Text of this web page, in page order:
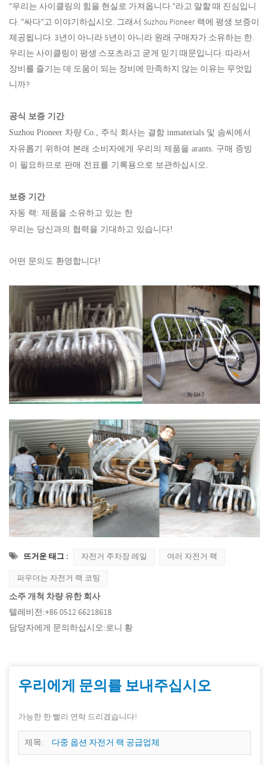
"우리는 사이클링의 힘을 현실로 가져옵니다."라고 말할 때 진심입니
다. "싸다"고 이야기하십시오. 그래서 Suzhou Pioneer 랙에 평생 보증이
제공됩니다. 3년이 아니라 5년이 아니라 원래 구매자가 소유하는 한.
우리는 사이클링이 평생 스포츠라고 굳게 믿기 때문입니다. 따라서
장비를 즐기는 데 도움이 되는 장비에 만족하지 않는 이유는 무엇입
니까?
공식 보증 기간
Suzhou Pioneer 차량 Co., 주식 회사는 결함 inmaterials 및 솜씨에서
자유롭기 위하여 본래 소비자에게 우리의 제품을 arants. 구매 증빙
이 필요하므로 판매 전표를 기록용으로 보관하십시오.
보증 기간
자동 랙: 제품을 소유하고 있는 한
우리는 당신과의 협력을 기대하고 있습니다!
어떤 문의도 환영합니다!
뜨거운 태그 : 자전거 주차장 레일 여러 자전거 랙
파우더는 자전거 랙 코팅
소주 개척 차량 유한 회사
텔레비전:+86 0512 66218618
담당자에게 문의하십시오:로니 황
우리에게 문의를 보내주십시오
가능한 한 빨리 연락 드리겠습니다!
제목: 다중 옵션 자전거 랙 공급업체